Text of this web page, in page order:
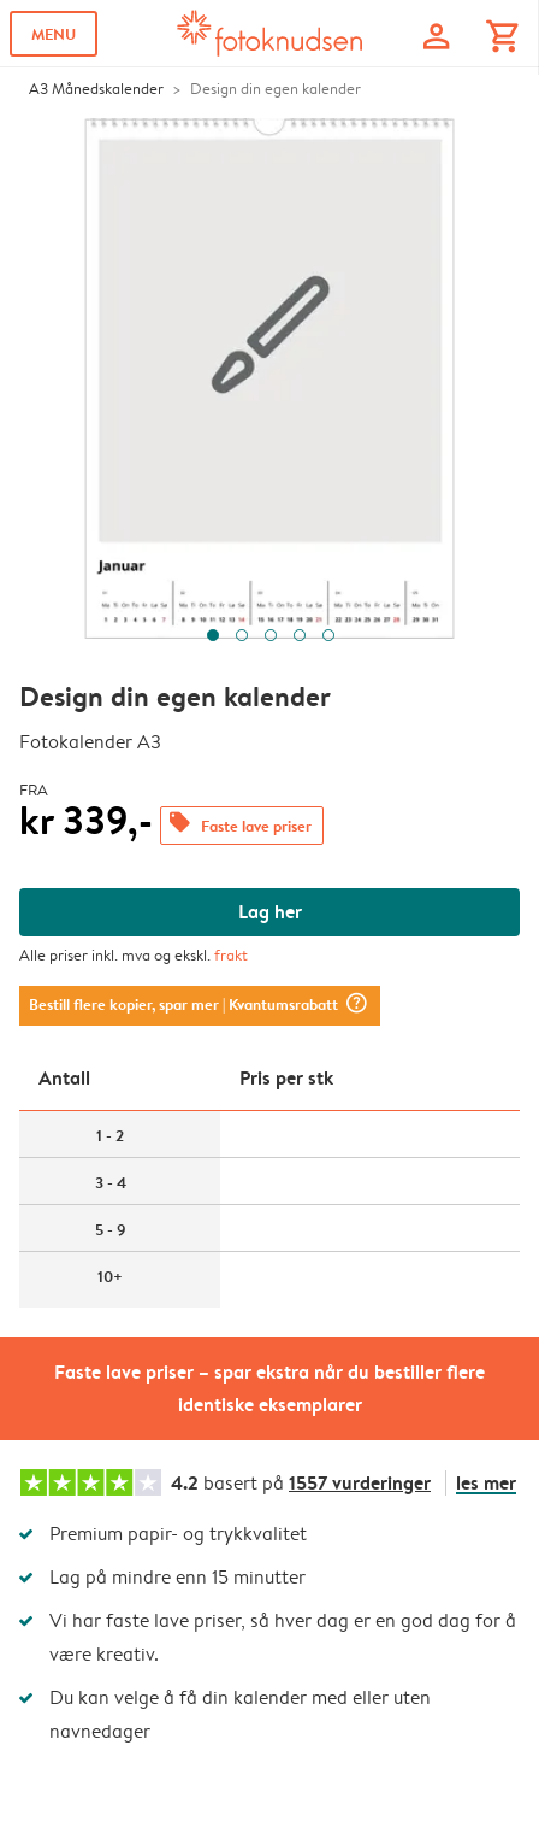
MENU profile shopping_cart
A3 Månedskalender Design din egen kalender
Faste lave priser – spar ekstra når du bestiller flere
identiske eksemplarer
Design din egen kalender
Fotokalender A3
FRA
kr 339,- offers Faste lave priser
Lag her
Alle priser inkl. mva og ekskl.frakt
Bestill flere kopier, spar mer| Kvantumsrabatt question_mark_circle
Antall Pris per stk
1 - 2
3 - 4
5 - 9
10+
4.2 basert på 1557 vurderinger les mer
Premium papir- og trykkvalitet
Lag på mindre enn 15 minutter
Vi har faste lave priser, så hver dag er en god dag for å
være kreativ.
Du kan velge å få din kalender med eller uten
navnedager